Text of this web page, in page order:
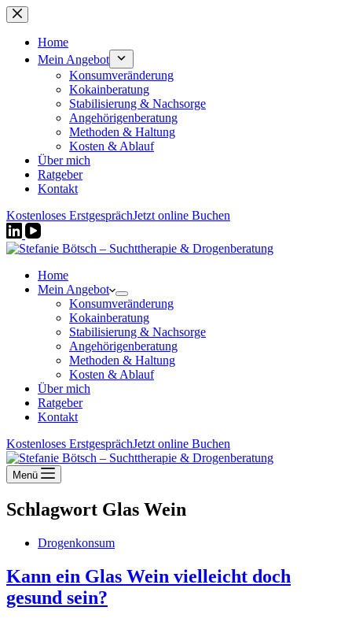
Zum
Inhalt
springenHome
Mein Angebot
Konsumveränderung
Kokainberatung
Stabilisierung & Nachsorge
Angehörigenberatung
Methoden & Haltung
Kosten & Ablauf
Über mich
Ratgeber
Kontakt
Kostenloses ErstgesprächJetzt online Buchen
Home
Mein Angebot
Konsumveränderung
Kokainberatung
Stabilisierung & Nachsorge
Angehörigenberatung
Methoden & Haltung
Kosten & Ablauf
Über mich
Ratgeber
Kontakt
Kostenloses ErstgesprächJetzt online Buchen
Menü
Schlagwort Glas Wein
Drogenkonsum
Kann ein Glas Wein vielleicht doch
gesund sein?